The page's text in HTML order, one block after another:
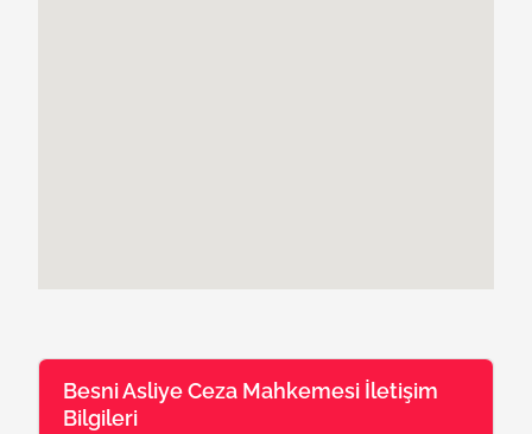
Besni Asliye Ceza Mahkemesi İletişim
Bilgileri